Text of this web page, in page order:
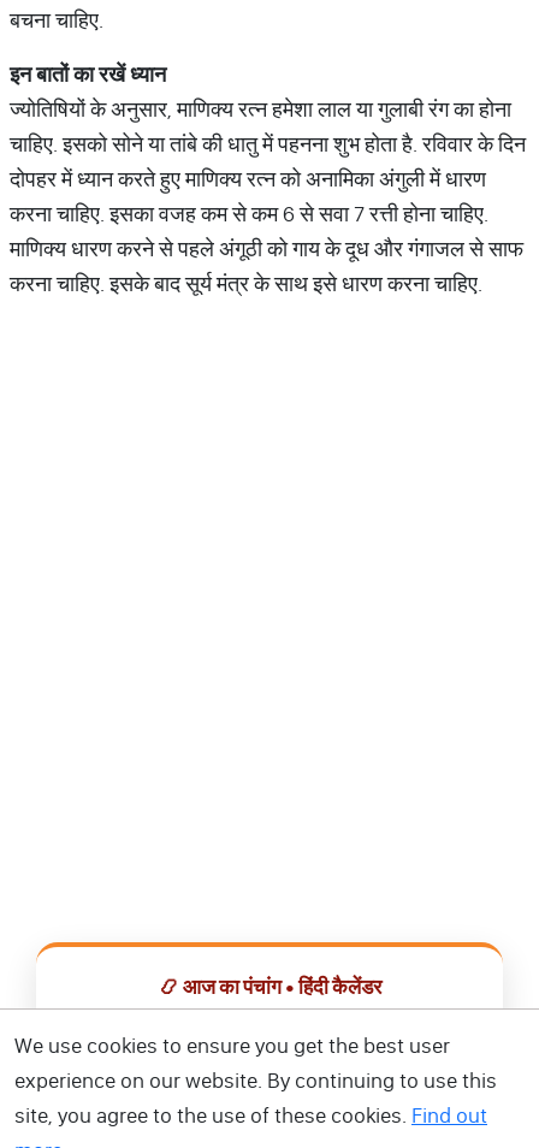
बचना चाहिए.
इन बातों का रखें ध्यान
ज्योतिषियों के अनुसार, माणिक्य रत्न हमेशा लाल या गुलाबी रंग का होना
चाहिए. इसको सोने या तांबे की धातु में पहनना शुभ होता है. रविवार के दिन
दोपहर में ध्यान करते हुए माणिक्य रत्न को अनामिका अंगुली में धारण
करना चाहिए. इसका वजह कम से कम 6 से सवा 7 रत्ती होना चाहिए.
माणिक्य धारण करने से पहले अंगूठी को गाय के दूध और गंगाजल से साफ
करना चाहिए. इसके बाद सूर्य मंत्र के साथ इसे धारण करना चाहिए.
📿 आज का पंचांग • हिंदी कैलेंडर
📅 हिंदी कैलेंडर ऐप डाउनलोड करें
We use cookies to ensure you get the best user
experience on our website. By continuing to use this
site, you agree to the use of these cookies. Find out